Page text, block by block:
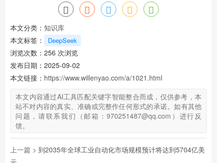
本文分类： 知识库
本文标签：
DeepSeek
浏览次数： 256 次浏览
发布日期：2025-09-02
本文链接： https://www.willenyao.com/a/1021.html
本文内容通过AI工具匹配关键字智能整合而成，仅供参考，本
站不对内容的真实、准确或完整作任何形式的承诺。如有其他
问题，请联系我们（邮箱：970251487@qq.com）进行反
馈。
上一篇 > 到2035年全球工业自动化市场规模预计将达到5704亿美